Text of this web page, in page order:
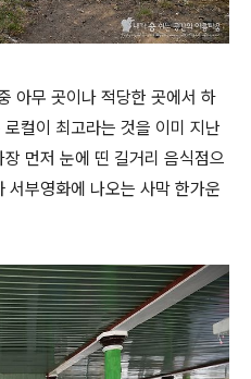
아무 곳이나 적당한 곳에서 하
컬이 최고라는 것을 이미 지난
먼저 눈에 띤 길거리 음식점으
서부영화에 나오는 사막 한가운